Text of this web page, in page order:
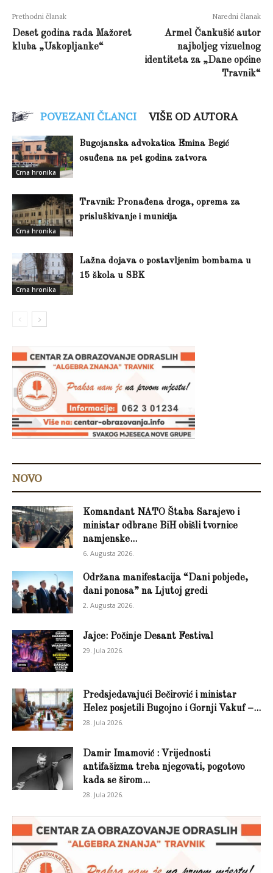
Prethodni članak
Deset godina rada Mažoret
kluba „Uskopljanke“
Naredni članak
Armel Čankušić autor
najboljeg vizuelnog
identiteta za „Dane općine
Travnik“
POVEZANI ČLANCI VIŠE OD AUTORA
Crna hronika
Bugojanska advokatica Emina Begić
osuđena na pet godina zatvora
Crna hronika
Travnik: Pronađena droga, oprema za
prisluškivanje i municija
Crna hronika
Lažna dojava o postavljenim bombama u
15 škola u SBK
NOVO
Komandant NATO Štaba Sarajevo i
ministar odbrane BiH obišli tvornice
namjenske...
6. Augusta 2026.
Održana manifestacija “Dani pobjede,
dani ponosa” na Ljutoj gredi
2. Augusta 2026.
Jajce: Počinje Desant Festival
29. Jula 2026.
Predsjedavajući Bečirović i ministar
Helez posjetili Bugojno i Gornji Vakuf –...
28. Jula 2026.
Damir Imamović : Vrijednosti
antifašizma treba njegovati, pogotovo
kada se širom...
28. Jula 2026.